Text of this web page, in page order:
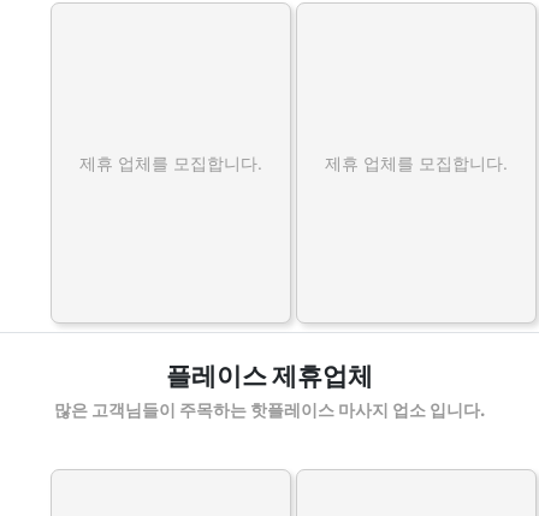
제휴 업체를 모집합니다. 제휴 업체를 모집합니다.
플레이스 제휴업체
많은 고객님들이 주목하는 핫플레이스 마사지 업소 입니다.